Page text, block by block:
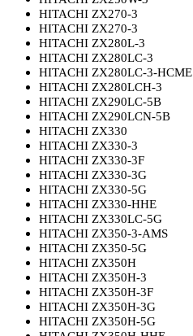
HITACHI ZX270-3
HITACHI ZX270-3
HITACHI ZX280L-3
HITACHI ZX280LC-3
HITACHI ZX280LC-3-HCME
HITACHI ZX280LCH-3
HITACHI ZX290LC-5B
HITACHI ZX290LCN-5B
HITACHI ZX330
HITACHI ZX330-3
HITACHI ZX330-3F
HITACHI ZX330-3G
HITACHI ZX330-5G
HITACHI ZX330-HHE
HITACHI ZX330LC-5G
HITACHI ZX350-3-AMS
HITACHI ZX350-5G
HITACHI ZX350H
HITACHI ZX350H-3
HITACHI ZX350H-3F
HITACHI ZX350H-3G
HITACHI ZX350H-5G